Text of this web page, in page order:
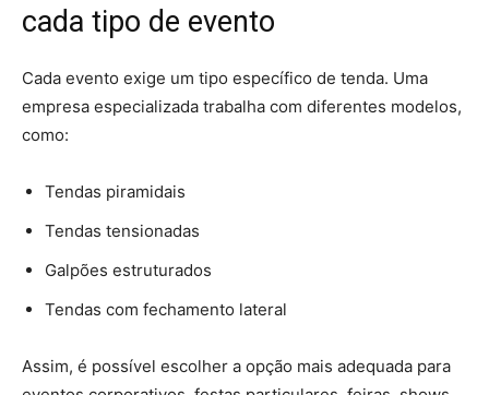
cada tipo de evento
Cada evento exige um tipo específico de tenda. Uma
empresa especializada trabalha com diferentes modelos,
como:
Tendas piramidais
Tendas tensionadas
Galpões estruturados
Tendas com fechamento lateral
Assim, é possível escolher a opção mais adequada para